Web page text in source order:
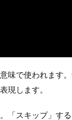
味で使われます
現します。
「スキップ」す